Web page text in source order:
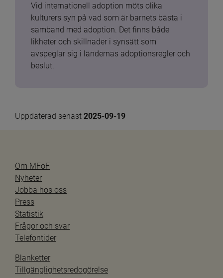
Vid internationell adoption möts olika
kulturers syn på vad som är barnets bästa i
samband med adoption. Det finns både
likheter och skillnader i synsätt som
avspeglar sig i ländernas adoptionsregler och
beslut.
Uppdaterad senast 2025-09-19
Om MFoF
Nyheter
Jobba hos oss
Press
Statistik
Frågor och svar
Telefontider
Blanketter
Tillgänglighetsredogörelse